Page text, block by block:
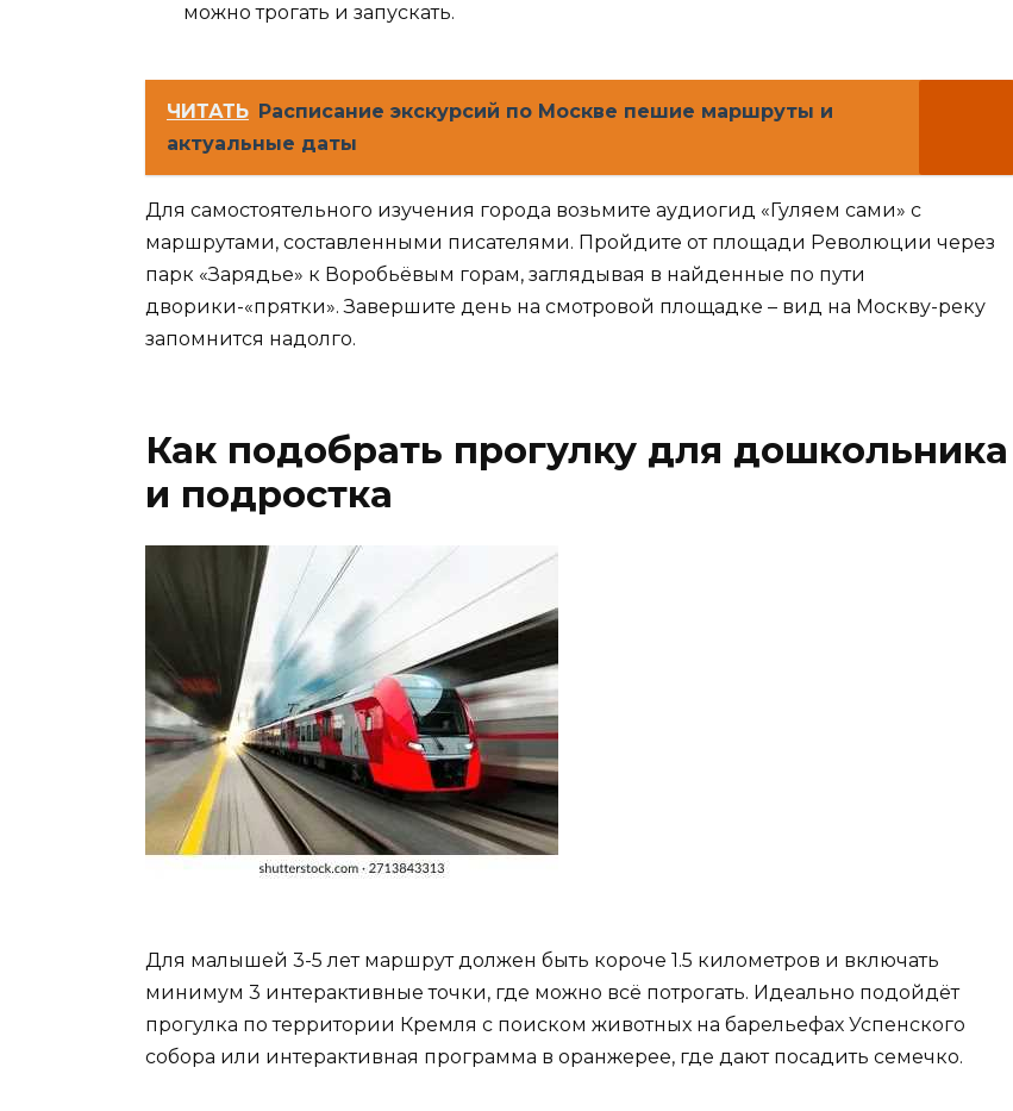
можно трогать и запускать.
ЧИТАТЬ Расписание экскурсий по Москве пешие маршруты и
актуальные даты
Для самостоятельного изучения города возьмите аудиогид «Гуляем сами» с
маршрутами, составленными писателями. Пройдите от площади Революции через
парк «Зарядье» к Воробьёвым горам, заглядывая в найденные по пути
дворики-«прятки». Завершите день на смотровой площадке – вид на Москву-реку
запомнится надолго.
Как подобрать прогулку для дошкольника
и подростка
Для малышей 3-5 лет маршрут должен быть короче 1.5 километров и включать
минимум 3 интерактивные точки, где можно всё потрогать. Идеально подойдёт
прогулка по территории Кремля с поиском животных на барельефах Успенского
собора или интерактивная программа в оранжерее, где дают посадить семечко.